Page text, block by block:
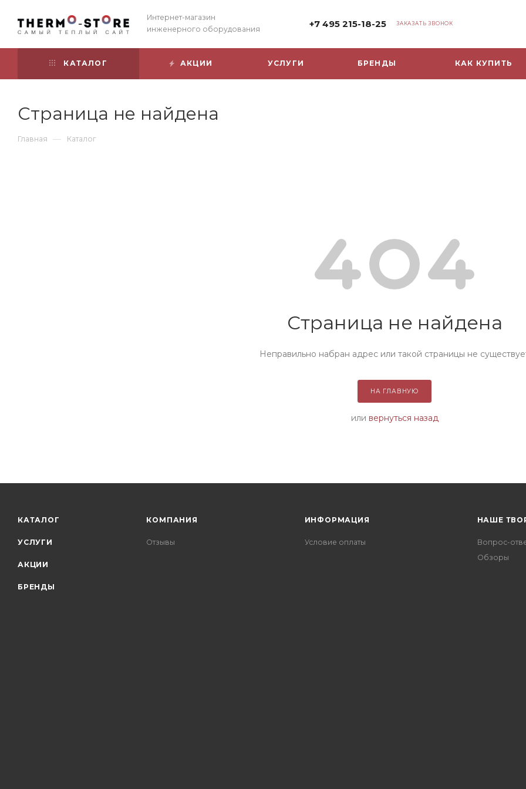
Интернет-магазин
инженерного оборудования
+7 495 215-18-25 ЗАКАЗАТЬ ЗВОНОК
КАТАЛОГ АКЦИИ УСЛУГИ БРЕНДЫ КАК КУПИТЬ
Страница не найдена
Главная — Каталог
Страница не найдена
Неправильно набран адрес или такой страницы не
НА ГЛАВНУЮ
или вернуться назад
КАТАЛОГ
УСЛУГИ
АКЦИИ
БРЕНДЫ
КОМПАНИЯ
Отзывы
ИНФОРМАЦИЯ
Условие оплаты
НАШЕ
Вопрос-
Обзоры